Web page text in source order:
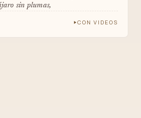
sin plumas,
CON VIDEOS